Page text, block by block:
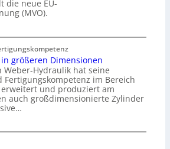
die neue EU-
(MVO).
größeren Dimensionen
Weber-Hydraulik hat seine
Fertigungskompetenz im Bereich
und produziert am
auch großdimensionierte Zylinder